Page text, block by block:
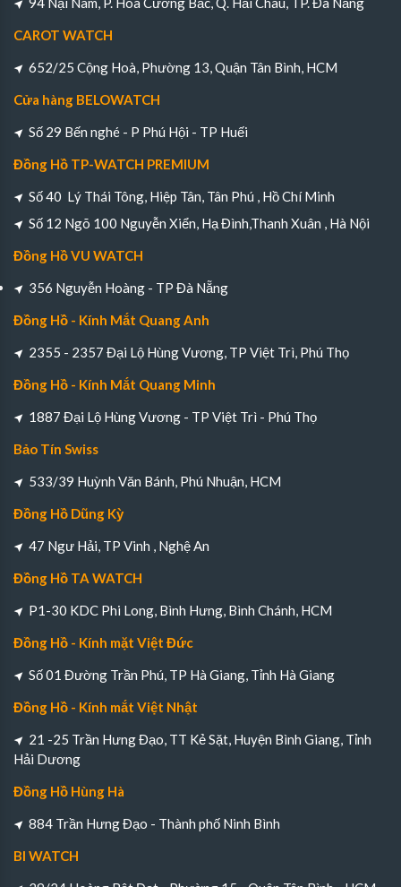
CAROT WATCH
652/25 Cộng Hoà, Phường 13, Quận Tân Bình, HCM
Cửa hàng BELOWATCH
Số 29 Bến nghé - P Phú Hội - TP Huếi
Đồng Hồ TP-WATCH PREMIUM
Số 40 Lý Thái Tông, Hiệp Tân, Tân Phú , Hồ Chí Minh
Số 12 Ngõ 100 Nguyễn Xiển, Hạ Đình,Thanh Xuân , Hà Nội
Đồng Hồ VU WATCH
356 Nguyễn Hoàng - TP Đà Nẵng
Đồng Hồ - Kính Mắt Quang Anh
2355 - 2357 Đại Lộ Hùng Vương, TP Việt Trì, Phú Thọ
Đồng Hồ - Kính Mắt Quang Minh
1887 Đại Lộ Hùng Vương - TP Việt Trì - Phú Thọ
Bảo Tín Swiss
533/39 Huỳnh Văn Bánh, Phú Nhuận, HCM
Đồng Hồ Dũng Kỳ
47 Ngư Hải, TP Vinh , Nghệ An
Đồng Hồ TA WATCH
P1-30 KDC Phi Long, Bình Hưng, Bình Chánh, HCM
Đồng Hồ - Kính mặt Việt Đức
Số 01 Đường Trần Phú, TP Hà Giang, Tỉnh Hà Giang
Đồng Hồ - Kính mắt Việt Nhật
21 -25 Trần Hưng Đạo, TT Kẻ Sặt, Huyện Bình Giang, Tỉnh
Hải Dương
Đồng Hồ Hùng Hà
884 Trần Hưng Đạo - Thành phố Ninh Bình
BI WATCH